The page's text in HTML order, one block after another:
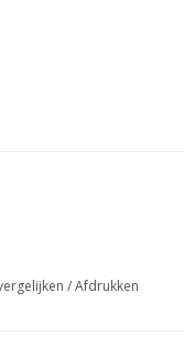
/Afdrukken